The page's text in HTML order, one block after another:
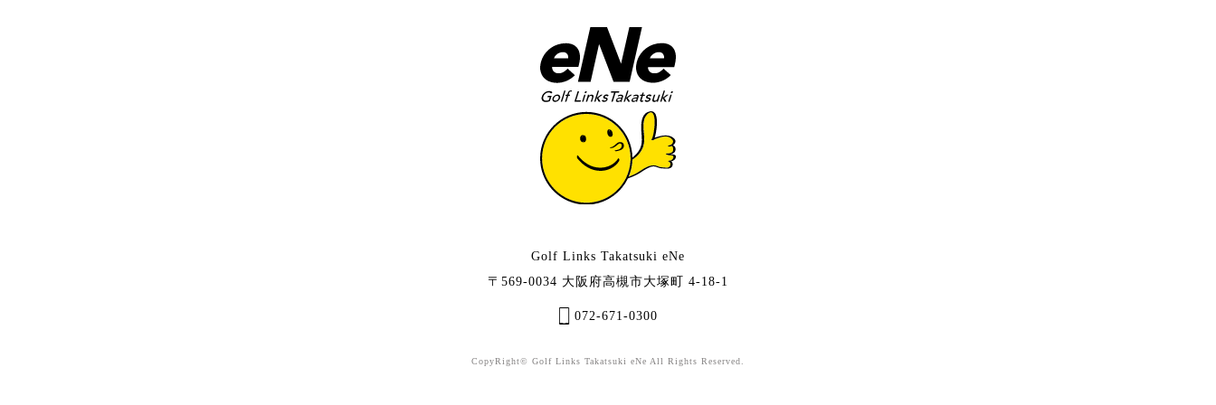
Golf Links Takatsuki eNe
〒569-0034 大阪府高槻市大塚町 4-18-1
072-671-0300
CopyRight© Golf Links Takatsuki eNe All Rights Reserved.